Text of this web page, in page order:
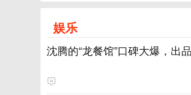
娱乐
沈腾的“龙餐馆”口碑大爆，出